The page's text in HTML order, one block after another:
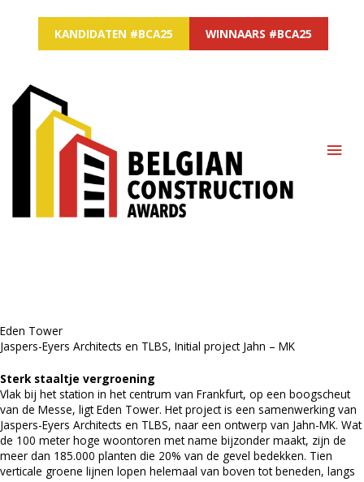
KANDIDATEN #BCA25 WINNAARS #BCA25
Eden Tower
Jaspers-Eyers Architects en TLBS, Initial project Jahn – MK
Sterk staaltje vergroening
Vlak bij het station in het centrum van Frankfurt, op een boogscheut
van de Messe, ligt Eden Tower. Het project is een samenwerking van
Jaspers-Eyers Architects en TLBS, naar een ontwerp van Jahn-MK. Wat
de 100 meter hoge woontoren met name bijzonder maakt, zijn de
meer dan 185.000 planten die 20% van de gevel bedekken. Tien
verticale groene lijnen lopen helemaal van boven tot beneden, langs